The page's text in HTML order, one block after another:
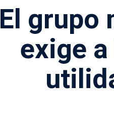
El grupo
exige